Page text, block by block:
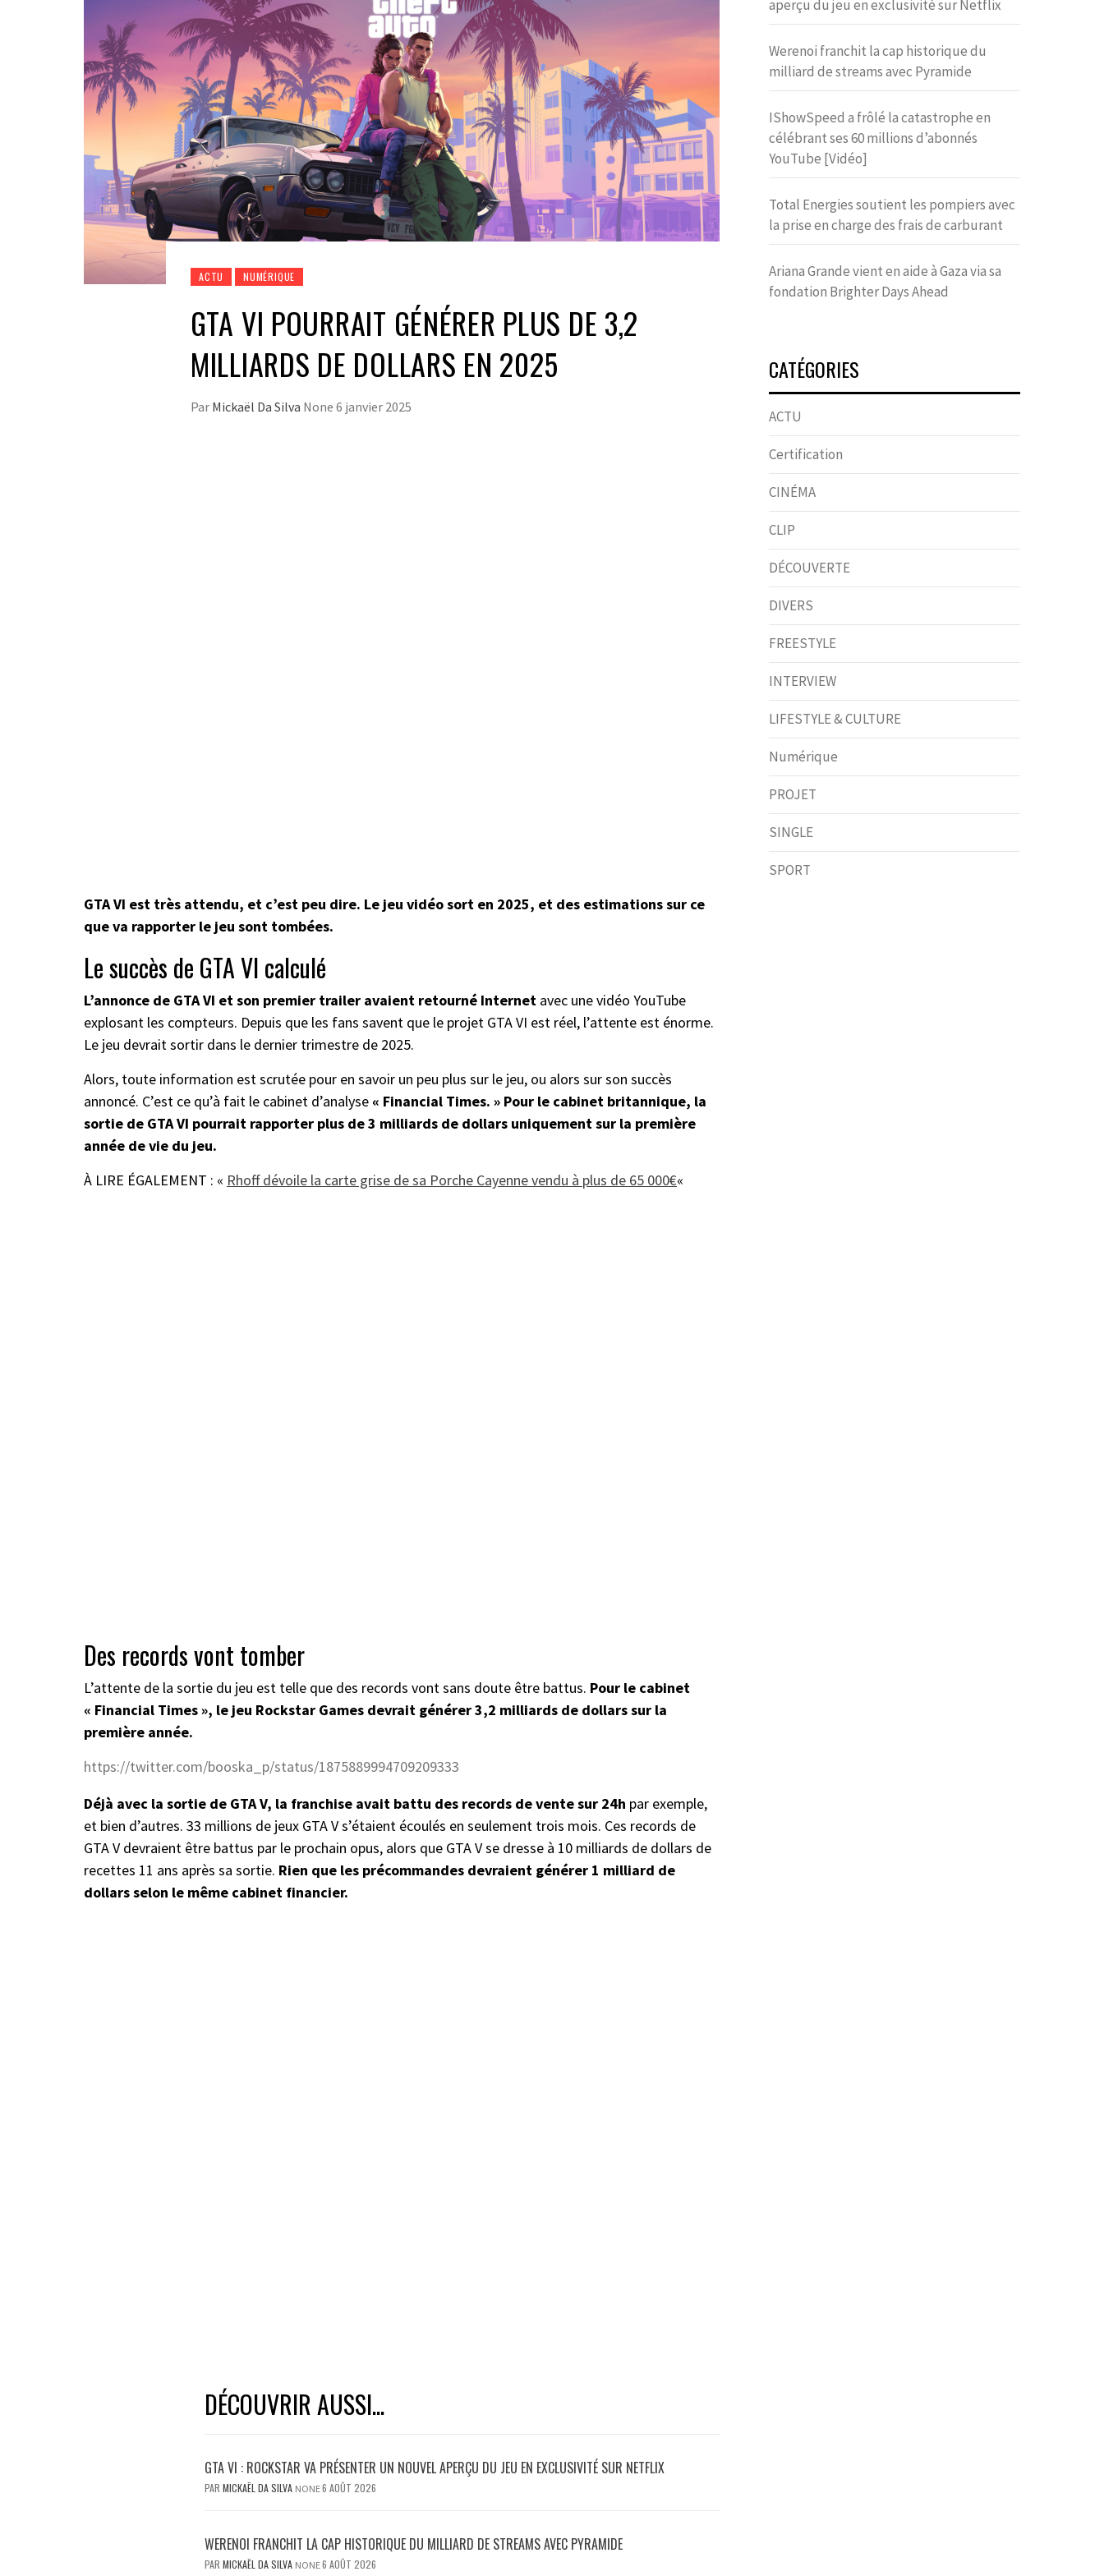
ACTU NUMÉRIQUE
GTA VI POURRAIT GÉNÉRER PLUS DE 3,2
MILLIARDS DE DOLLARS EN 2025
Par Mickaël Da Silva None 6 janvier 2025
GTA VI est très attendu, et c’est peu dire. Le jeu vidéo sort en 2025, et des estimations sur ce
que va rapporter le jeu sont tombées.
Le succès de GTA VI calculé
L’annonce de GTA VI et son premier trailer avaient retourné Internet avec une vidéo YouTube
explosant les compteurs. Depuis que les fans savent que le projet GTA VI est réel, l’attente est énorme.
Le jeu devrait sortir dans le dernier trimestre de 2025.
Alors, toute information est scrutée pour en savoir un peu plus sur le jeu, ou alors sur son succès
annoncé. C’est ce qu’à fait le cabinet d’analyse « Financial Times. » Pour le cabinet britannique, la
sortie de GTA VI pourrait rapporter plus de 3 milliards de dollars uniquement sur la première
année de vie du jeu.
À LIRE ÉGALEMENT : « Rhoff dévoile la carte grise de sa Porche Cayenne vendu à plus de 65 000€«
Des records vont tomber
L’attente de la sortie du jeu est telle que des records vont sans doute être battus. Pour le cabinet
« Financial Times », le jeu Rockstar Games devrait générer 3,2 milliards de dollars sur la
première année.
https://twitter.com/booska_p/status/1875889994709209333
Déjà avec la sortie de GTA V, la franchise avait battu des records de vente sur 24h par exemple,
et bien d’autres. 33 millions de jeux GTA V s’étaient écoulés en seulement trois mois. Ces records de
GTA V devraient être battus par le prochain opus, alors que GTA V se dresse à 10 milliards de dollars de
recettes 11 ans après sa sortie. Rien que les précommandes devraient générer 1 milliard de
dollars selon le même cabinet financier.
DÉCOUVRIR AUSSI...
GTA VI : ROCKSTAR VA PRÉSENTER UN NOUVEL APERÇU DU JEU EN EXCLUSIVITÉ SUR NETFLIX
PAR MICKAËL DA SILVA NONE6 AOÛT 2026
WERENOI FRANCHIT LA CAP HISTORIQUE DU MILLIARD DE STREAMS AVEC PYRAMIDE
PAR MICKAËL DA SILVA NONE6 AOÛT 2026
aperçu du jeu en exclusivité sur Netflix
Werenoi franchit la cap historique du
milliard de streams avec Pyramide
IShowSpeed a frôlé la catastrophe en
célébrant ses 60 millions d’abonnés
YouTube [Vidéo]
Total Energies soutient les pompiers avec
la prise en charge des frais de carburant
Ariana Grande vient en aide à Gaza via sa
fondation Brighter Days Ahead
CATÉGORIES
ACTU
Certification
CINÉMA
CLIP
DÉCOUVERTE
DIVERS
FREESTYLE
INTERVIEW
LIFESTYLE & CULTURE
Numérique
PROJET
SINGLE
SPORT